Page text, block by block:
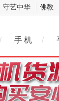
守艺中华 佛教
/ 手 机 /